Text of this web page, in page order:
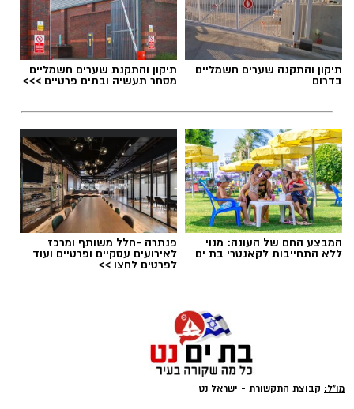
בחיי אדם.
יש לכם מידע חשוב שטרם נחשף? צילומים מאירוע
חדשותי? מצאתם טעות בכתבה? נשמח שתשתפו
תגים:בלי התחייבות קאנטרי בת ים
תיקון והתקנה שערים חשמליים
בדרום
תיקון והתקנת שערים חשמליים
מסחר תעשיה ובתים פרטיים >>>
המבצע החם של העונה: מנוי
ללא התחייבות לקאנטרי בת ים
פנתרה -חלל משותף ומרכז
לאירועים עסקיים ופרטיים ועוד
לפרטים לחצו >>
מו"ל: קבוצת התקשורת - ישראל נט